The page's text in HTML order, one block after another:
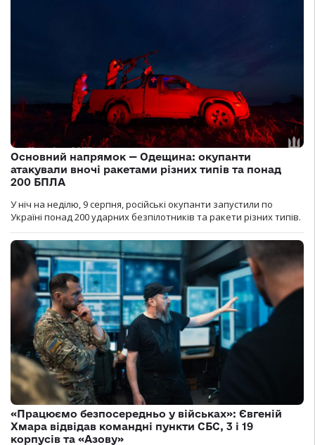
Основний напрямок — Одещина: окупанти
атакували вночі ракетами різних типів та понад
200 БПЛА
У ніч на неділю, 9 серпня, російські окупанти запустили по
Україні понад 200 ударних безпілотників та ракети різних типів.
«Працюємо безпосередньо у військах»: Євгеній
Хмара відвідав командні пункти СБС, 3 і 19
корпусів та «Азову»